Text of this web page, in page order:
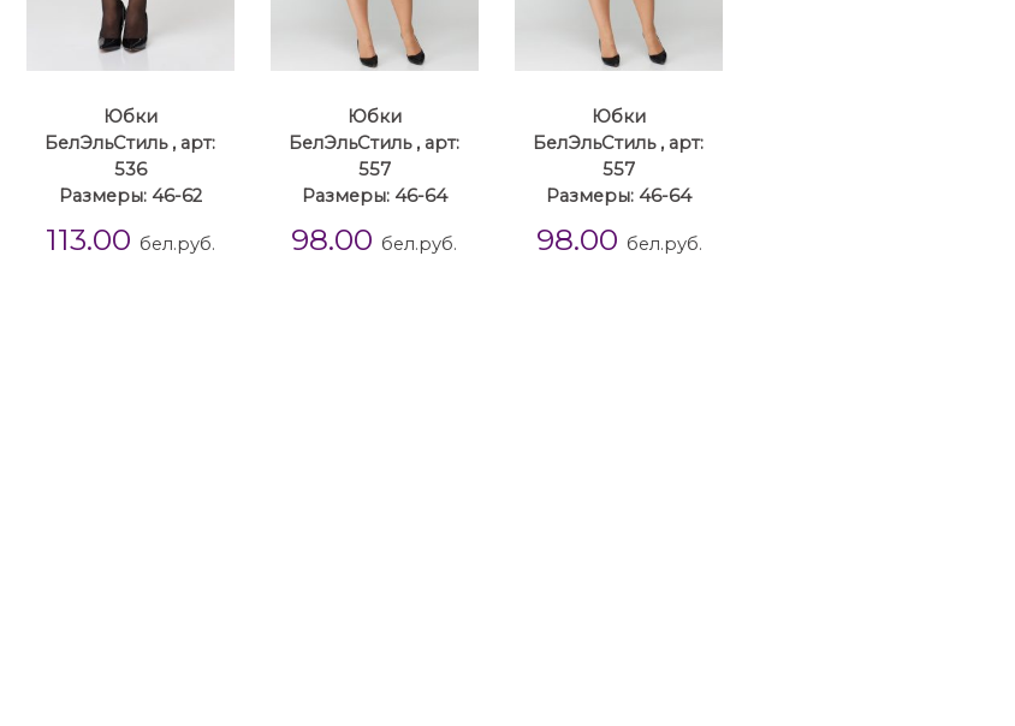
Юбки
БелЭльСтиль , арт:
536
Размеры: 46-62
113.00 бел.руб.
Юбки
БелЭльСтиль , арт:
557
Размеры: 46-64
98.00 бел.руб.
Юбки
БелЭльСтиль , арт:
557
Размеры: 46-64
98.00 бел.руб.